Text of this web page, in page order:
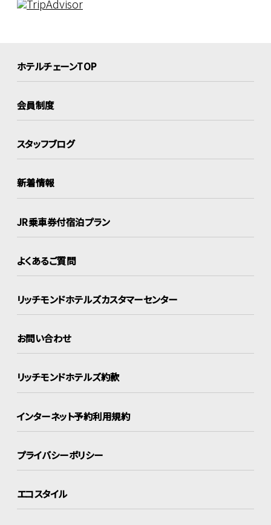
ホテルチェーンTOP
会員制度
スタッフブログ
新着情報
JR乗車券付宿泊プラン
よくあるご質問
リッチモンドホテルズカスタマーセンター
お問い合わせ
リッチモンドホテルズ約款
インターネット予約利用規約
プライバシーポリシー
エコスタイル